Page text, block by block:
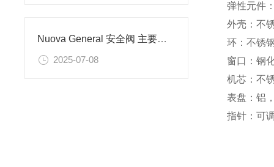
Nuova General 安全阀 主要用于哪些行业
2025-07-08
弹性元件
外壳：不
环：不锈
窗口：钢
机芯：不
表盘：铝
指针：可